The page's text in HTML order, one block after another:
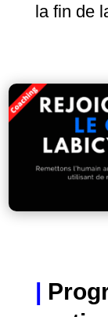
la fin de
|